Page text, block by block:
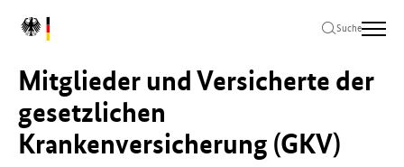
Hauptinhalt
springen
Hauptnavigation
springen
Seitenende
springen
L
o
u
n
d
Suche
Mitglieder und Versicherte der
gesetzlichen
Krankenversicherung (GKV)